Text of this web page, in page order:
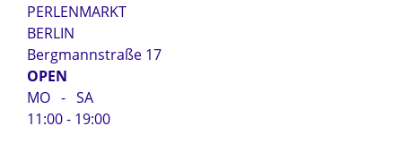
PERLENMARKT
BERLIN
Bergmannstraße 17
OPEN
MO - SA
11:00 - 19:00